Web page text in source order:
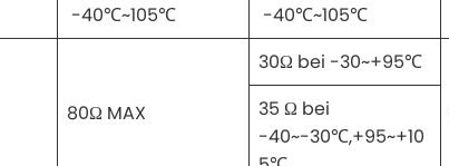
-40℃~105℃ -40℃~105℃
80Ω MAX
30Ω bei -30~+95℃
35 Ω bei
-40~-30℃,+95~+10